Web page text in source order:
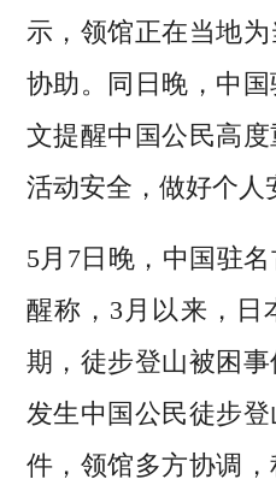
示，领馆正在当地
协助。同日晚，中
文提醒中国公民高
活动安全，做好个人
5月7日晚，中国驻
醒称，3月以来，日
期，徒步登山被困
发生中国公民徒步
件，领馆多方协调